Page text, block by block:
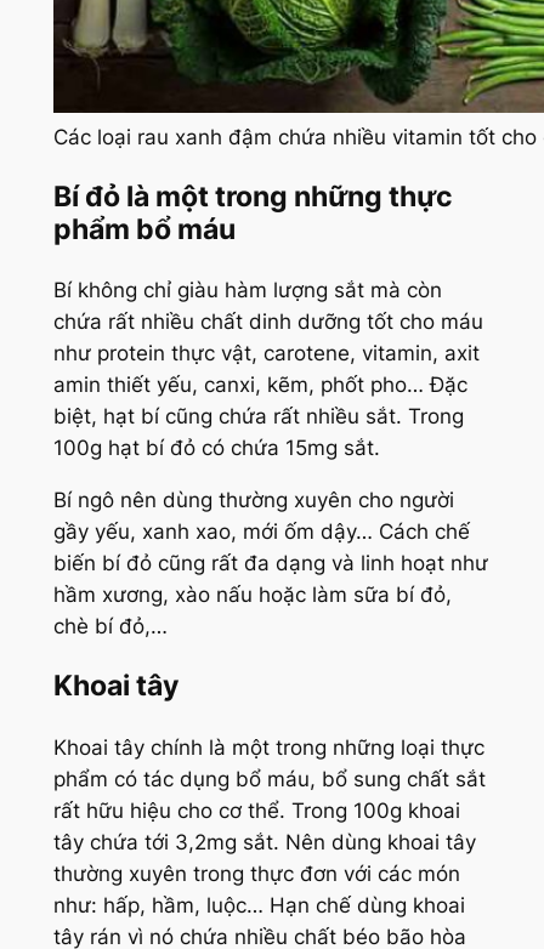
Các loại rau xanh đậm chứa nhiều vitamin tốt cho
Bí đỏ là một trong những thực
phẩm bổ máu
Bí không chỉ giàu hàm lượng sắt mà còn
chứa rất nhiều chất dinh dưỡng tốt cho máu
như protein thực vật, carotene, vitamin, axit
amin thiết yếu, canxi, kẽm, phốt pho… Đặc
biệt, hạt bí cũng chứa rất nhiều sắt. Trong
100g hạt bí đỏ có chứa 15mg sắt.
Bí ngô nên dùng thường xuyên cho người
gầy yếu, xanh xao, mới ốm dậy… Cách chế
biến bí đỏ cũng rất đa dạng và linh hoạt như
hầm xương, xào nấu hoặc làm sữa bí đỏ,
chè bí đỏ,…
Khoai tây
Khoai tây chính là một trong những loại thực
phẩm có tác dụng bổ máu, bổ sung chất sắt
rất hữu hiệu cho cơ thể. Trong 100g khoai
tây chứa tới 3,2mg sắt. Nên dùng khoai tây
thường xuyên trong thực đơn với các món
như: hấp, hầm, luộc… Hạn chế dùng khoai
tây rán vì nó chứa nhiều chất béo bão hòa